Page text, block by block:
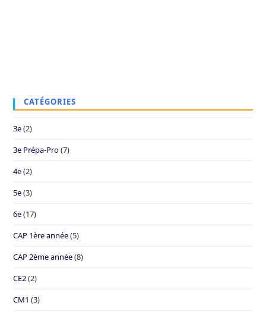
CATÉGORIES
3e(2)
3e Prépa-Pro(7)
4e(2)
5e(3)
6e(17)
CAP 1ère année(5)
CAP 2ème année(8)
CE2(2)
CM1 (3)